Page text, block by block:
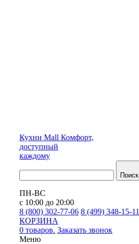
Кухни Mall Комфорт,
доступный
каждому
Поиск
ПН-ВС
с 10:00 до 20:00
8 (800) 302-77-06 8 (499) 348-15-11
КОРЗИНА
0 товаров. Заказать звонок
Меню